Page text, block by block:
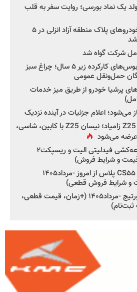
تولد یک نماد بورسی؛ روایت سفر به قلب
استاندار گیلان: تردد خودروهای پلاک منطقه آزاد انزلی در ۵
شد
شرکت گواه شد
صدور مجوز واردات اتوبوس‌های کارکرده زیر ۵ سال؛ چراغ سبز
حمل‌ونقل عمومی
پرشیا خودرو از طریق میز خدمات
می‌شود؛ اعلام جزئیات در آینده نزدیک
جزئیات جدید از پروژه Z25 زامیاد؛ نیسان Z25 با کابین، شاسی،
عرضه می‌شود
شروع فروش بدون قرعه‌کشی فیدلیتی الیت و ریسپکت۲
شروع ثبت‌نام چانگان CS۵۵ پلاس از امروز -مرداد۱۴۰۵
و شرایط فروش قطعی)
شروع فروش کیا اسپورتیج -مرداد۱۴۰۵ (+زمان، قیمت قطعی،